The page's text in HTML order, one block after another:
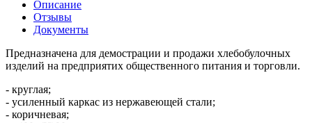
Описание
Отзывы
Документы
Предназначена для демострации и продажи хлебобулочных
изделий на предприятих общественного питания и торговли.
- круглая;
- усиленный каркас из нержавеющей стали;
- коричневая;